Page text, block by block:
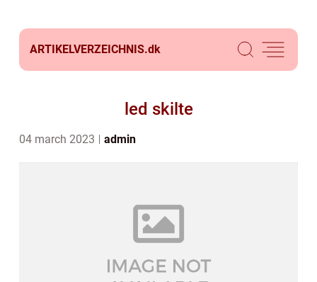
ARTIKELVERZEICHNIS.dk
led skilte
04 march 2023 admin